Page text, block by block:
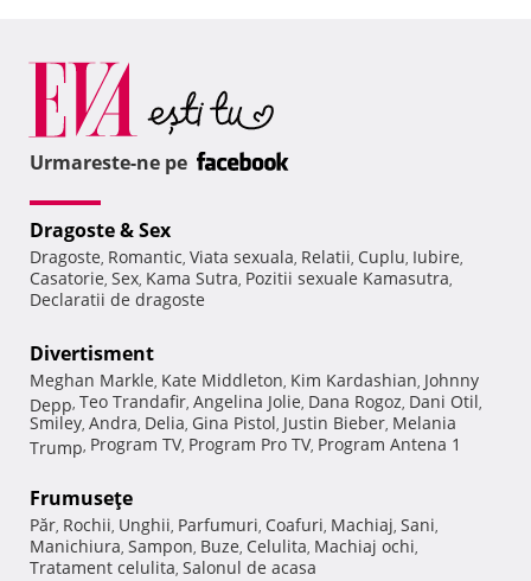
Urmareste-ne pe
Dragoste & Sex
Dragoste, Romantic, Viata sexuala, Relatii, Cuplu, Iubire,
Casatorie, Sex, Kama Sutra, Pozitii sexuale Kamasutra,
Declaratii de dragoste
Divertisment
Meghan Markle, Kate Middleton, Kim Kardashian, Johnny
Depp, Teo Trandafir, Angelina Jolie, Dana Rogoz, Dani Otil,
Smiley, Andra, Delia, Gina Pistol, Justin Bieber, Melania
Trump, Program TV, Program Pro TV, Program Antena 1
Frumuseţe
Păr, Rochii, Unghii, Parfumuri, Coafuri, Machiaj, Sani,
Manichiura, Sampon, Buze, Celulita, Machiaj ochi,
Tratament celulita, Salonul de acasa